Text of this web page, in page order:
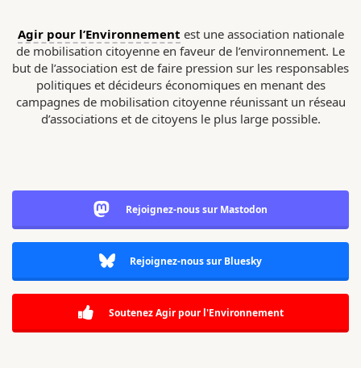
Agir pour l’Environnement est une association nationale
de mobilisation citoyenne en faveur de l’environnement. Le
but de l’association est de faire pression sur les responsables
politiques et décideurs économiques en menant des
campagnes de mobilisation citoyenne réunissant un réseau
d’associations et de citoyens le plus large possible.
Rejoignez-nous sur Mastodon
Rejoignez-nous sur Bluesky
Soutenez Agir pour l'Environnement